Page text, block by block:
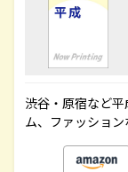
渋谷・原宿など
ム、ファッション